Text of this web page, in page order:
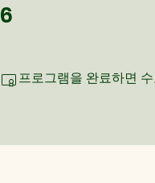
6
6 undefined
프로그램을 완료하면